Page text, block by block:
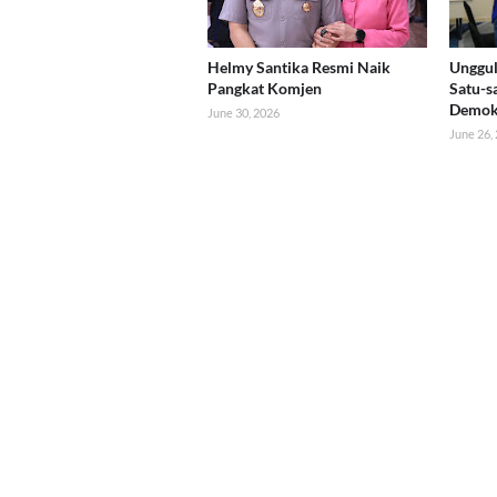
Helmy Santika Resmi Naik
Pangkat Komjen
June 30, 2026
Satu-
June 26,